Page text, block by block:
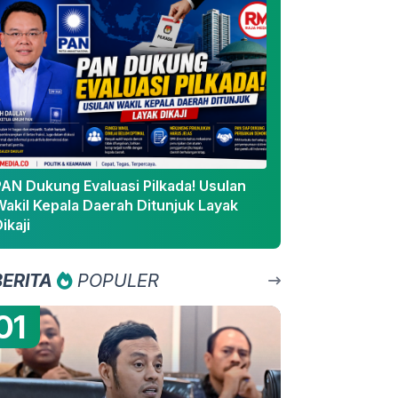
Dukung Evaluasi Pilkada! Usulan
Kepala Daerah Ditunjuk Layak
POPULER